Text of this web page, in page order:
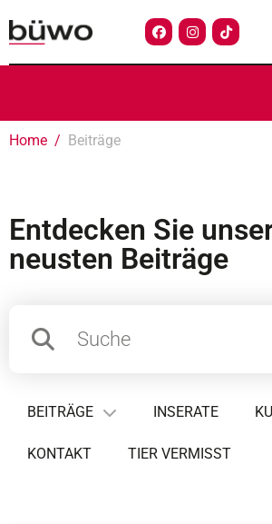
Home Beiträge
Entdecken Sie
neusten Beiträge
BEITRÄGE INSERATE
KONTAKT TIER VERMISST